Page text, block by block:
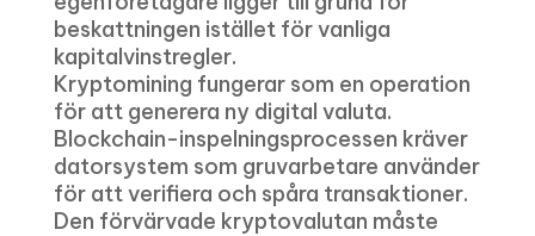
beskattningen istället för vanliga
kapitalvinstregler.
Kryptomining fungerar som en operation
för att generera ny digital valuta.
Blockchain-inspelningsprocessen kräver
datorsystem som gruvarbetare använder
för att verifiera och spåra transaktioner.
Den förvärvade kryptovalutan måste